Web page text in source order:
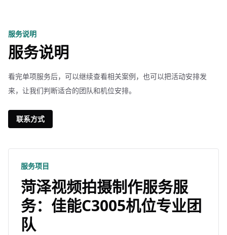
服务说明
服务说明
看完单项服务后，可以继续查看相关案例，也可以把活动安排发
来，让我们判断适合的团队和机位安排。
联系方式
服务项目
菏泽视频拍摄制作服务服
务：佳能C3005机位专业团
队